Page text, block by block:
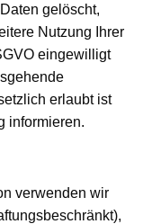
gelöscht,
Nutzung Ihrer
eingewilligt
erlaubt ist
informieren.
verwenden wir